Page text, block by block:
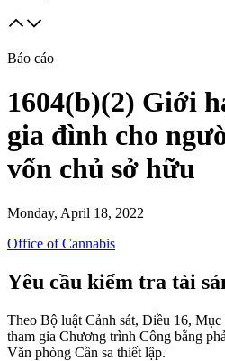
Báo cáo
1604(b)(2) Giới
gia đình cho
vốn chủ sở hữu
Monday, April 18, 2022
Office of Cannabis
Yêu cầu kiểm tra tài
Theo Bộ luật Cảnh sát, Điều 16,
tham gia Chương trình Công bằng
Văn phòng Cần sa thiết lập.